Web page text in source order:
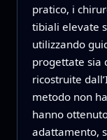
pratico, i
tibiali elevate
utilizzando
progettate sia
ricostruite
metodo non
hanno
adattamento,